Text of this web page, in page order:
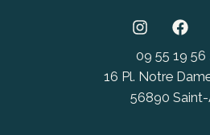
09 55 19 56
16 Pl. Notre
56890